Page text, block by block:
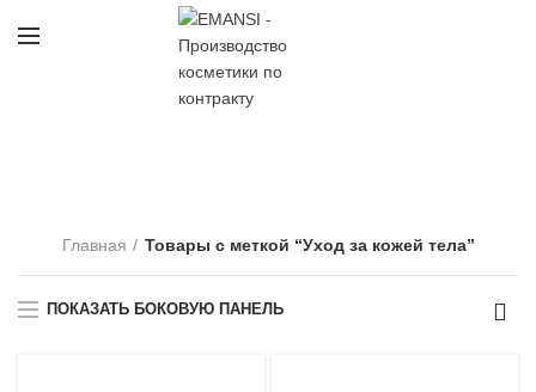
Уход за кожей тела
Главная Товары с меткой “Уход за кожей тела”
ПОКАЗАТЬ БОКОВУЮ ПАНЕЛЬ